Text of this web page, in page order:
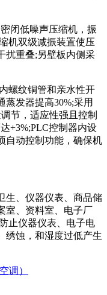
闭低噪声压缩机，振
机双级减振装置使压
扰重叠;另壁板内侧采
纹铜管和亲水性开
蒸发器提高30%;采用
节，适应性强且控制
+3%;PLC控制器内设
自动控制功能，确保机
、仪器仪表、商品储
室、资料室、电子厂
止仪器仪表、电子电
绣蚀，和湿度过低产生
调）